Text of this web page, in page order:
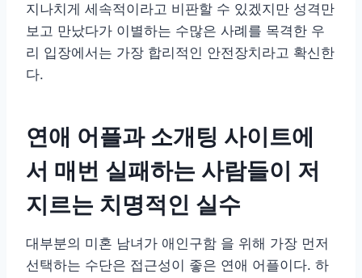
지나치게 세속적이라고 비판할 수 있겠지만 성격만
보고 만났다가 이별하는 수많은 사례를 목격한 우
리 입장에서는 가장 합리적인 안전장치라고 확신한
다.
연애 어플과 소개팅 사이트에
서 매번 실패하는 사람들이 저
지르는 치명적인 실수
대부분의 미혼 남녀가 애인구함 을 위해 가장 먼저
선택하는 수단은 접근성이 좋은 연애 어플이다. 하